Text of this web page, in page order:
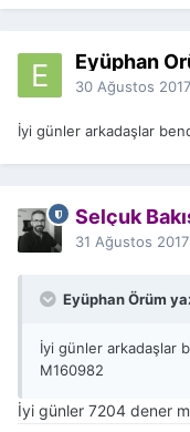
Eyüphan
30 Ağustos 2017
İyi günler arkadaşlar
Selçuk
31 Ağustos 2017
Eyüphan Örüm
İyi günler arkadaşlar
M160982
İyi günler 7204 dener